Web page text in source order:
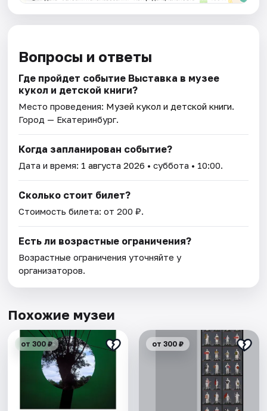
Вопросы и ответы
Где пройдет событие Выставка в музее
кукол и детской книги?
Место проведения: Музей кукол и детской книги.
Город — Екатеринбург.
Когда запланирован событие?
Дата и время: 1 августа 2026 • суббота • 10:00.
Сколько стоит билет?
Стоимость билета: от 200 ₽.
Есть ли возрастные ограничения?
Возрастные ограничения уточняйте у
организаторов.
Похожие музеи
от 300 ₽ от 300 ₽